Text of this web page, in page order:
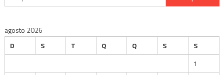
por:
agosto 2026
D
S T Q Q S
S
1